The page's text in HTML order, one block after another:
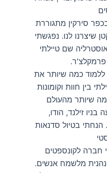
סירקין מתגוררת
שיצרנו לנו. נפגשתי
הפרמקלצ'ר ב1996 באוסטרליה שם טיילתי
פרמקלצ'ר.
כמה שיותר את
בין חוות וקומונות
שיותר מהעולם
בניו זילנד, הודו,
הנחתי בטיול סדנאות
ב 2020 הקמתי חברה לקונספטים
נהנית מלשמח אנשים.